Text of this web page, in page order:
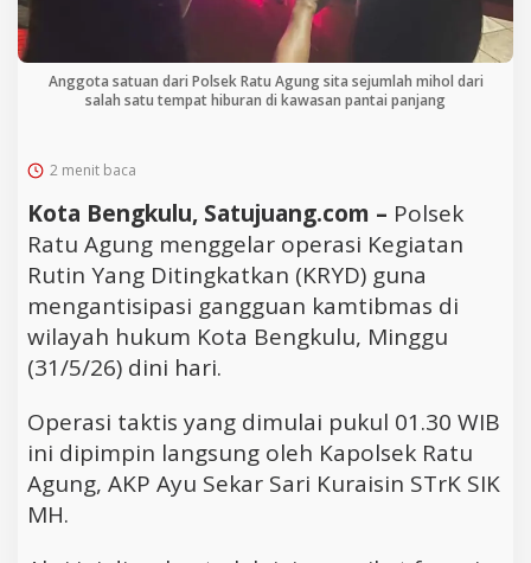
Anggota satuan dari Polsek Ratu Agung sita sejumlah mihol dari
salah satu tempat hiburan di kawasan pantai panjang
2 menit baca
Kota Bengkulu, Satujuang.com – Polsek
Ratu Agung menggelar operasi Kegiatan
Rutin Yang Ditingkatkan (KRYD) guna
mengantisipasi gangguan kamtibmas di
wilayah hukum Kota Bengkulu, Minggu
(31/5/26) dini hari.
Operasi taktis yang dimulai pukul 01.30 WIB
ini dipimpin langsung oleh Kapolsek Ratu
Agung, AKP Ayu Sekar Sari Kuraisin STrK SIK
MH.